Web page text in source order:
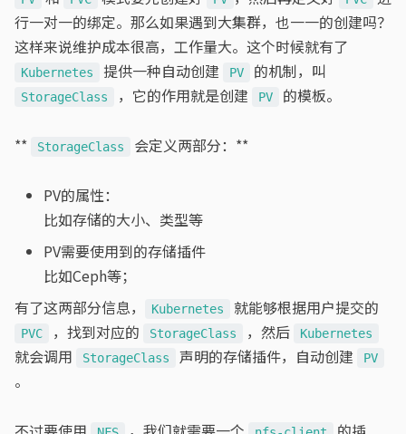
行一对一的绑定。那么如果遇到大集群，也一一的创建吗？
这样来说维护成本很高，工作量大。这个时候就有了
Kubernetes 提供一种自动创建 PV 的机制，叫
StorageClass ，它的作用就是创建 PV 的模板。
** StorageClass 会定义两部分：**
PV的属性：
比如存储的大小、类型等
PV需要使用到的存储插件
比如Ceph等；
有了这两部分信息，
Kubernetes 就能够根据用户提交的
PVC ，找到对应的 StorageClass ，然后 Kubernetes
就会调用 StorageClass 声明的存储插件，自动创建 PV
。